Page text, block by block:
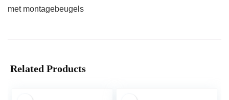
met montagebeugels
Related Products